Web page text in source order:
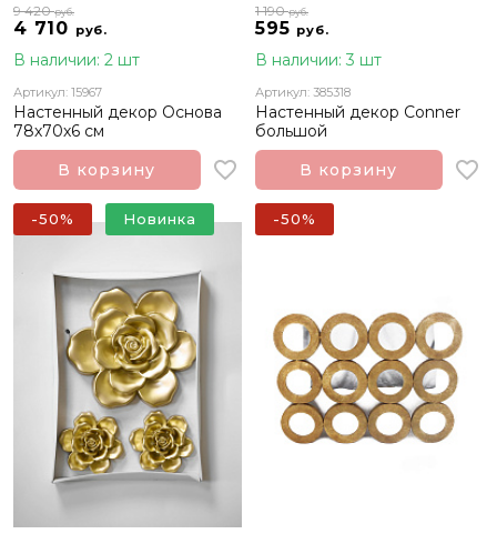
4 710 руб.
9 420руб.
В наличии: 2 шт
Артикул: 15967
Настенный декор Основа
78х70х6 см
В корзину
595 руб.
1 190руб.
В наличии: 3 шт
Артикул: 385318
Настенный декор Conner
большой
В корзину
-50% Новинка -50%